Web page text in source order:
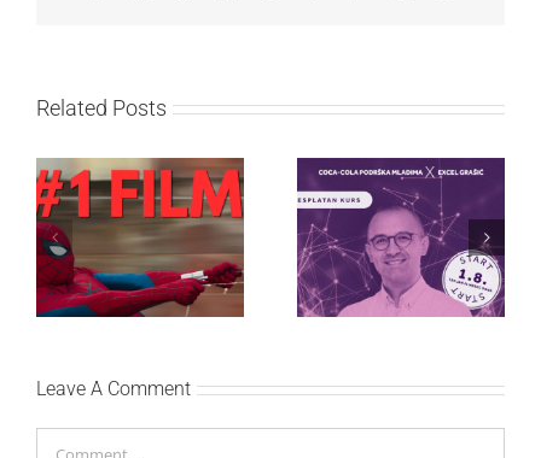
Related Posts
Najuspešnije otvaranje
studijskog filma u Srbiji:
Spajdermen: Novi dan
oborio rekord već prvog
vikenda
Priključi se besplatnoj
regionalnoj AI edukaciji
i nauči kako da
veštačku inteligenciju
primeniš u praksi
Leave A Comment